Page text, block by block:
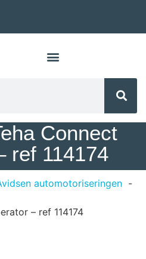
Connect
ref 114174
automotoriseringen
– ref 114174